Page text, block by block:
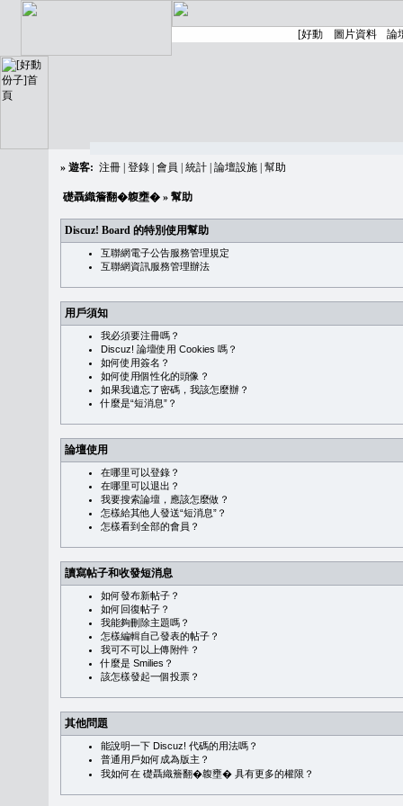
» 遊客: 注冊 登錄 會員 統計 論壇設施 幫助
礎聶織簷翻�䪖壅� » 幫助
Discuz! Board 的特別使用幫助
互聯網電子公告服務管理規定
互聯網資訊服務管理辦法
用戶須知
我必須要注冊嗎？
Discuz! 論壇使用 Cookies 嗎？
如何使用簽名？
如何使用個性化的頭像？
如果我遺忘了密碼，我該怎麼辦？
什麼是“短消息”？
論壇使用
在哪里可以登錄？
在哪里可以退出？
我要搜索論壇，應該怎麼做？
怎樣給其他人發送“短消息”？
怎樣看到全部的會員？
讀寫帖子和收發短消息
如何發布新帖子？
如何回復帖子？
我能夠刪除主題嗎？
怎樣編輯自己發表的帖子？
我可不可以上傳附件？
什麼是 Smilies？
該怎樣發起一個投票？
其他問題
能說明一下 Discuz! 代碼的用法嗎？
普通用戶如何成為版主？
我如何在 礎聶織簷翻�䪖壅� 具有更多的權限？